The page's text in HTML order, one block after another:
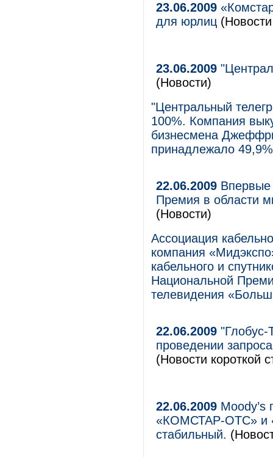
23.06.2009
для юрлиц
23.06.2009
(Новости)
"Центральный
100%. Компания
бизнесмена
принадлежало
22.06.2009 Впервые
Премия в области
(Новости)
Ассоциация
компания
кабельного и
Национальной
телевидения
22.06.2009 "Глобус-
проведении
(Новости короткой
22.06.2009 Moody’s
«КОМСТАР-ОТС» и
стабильный.